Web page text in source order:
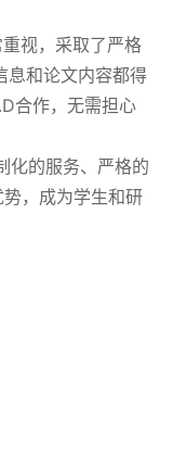
视，采取了严格
息和论文内容都得
合作，无需担心
化的服务、严格的
，成为学生和研